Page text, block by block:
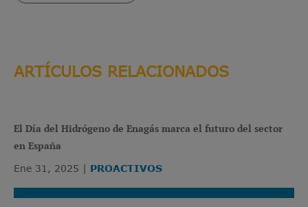
ARTÍCULOS RELACIONADOS
El Día del Hidrógeno de Enagás marca el futuro del sector
en España
Ene 31, 2025 PROACTIVOS